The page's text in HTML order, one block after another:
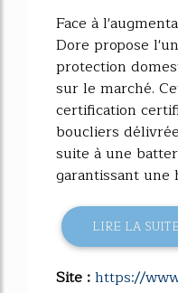
Face à
Dore propose
protection
sur le marché.
certification
boucliers
suite à une
garantissant une
LIRE LA SUITE
Site :https://